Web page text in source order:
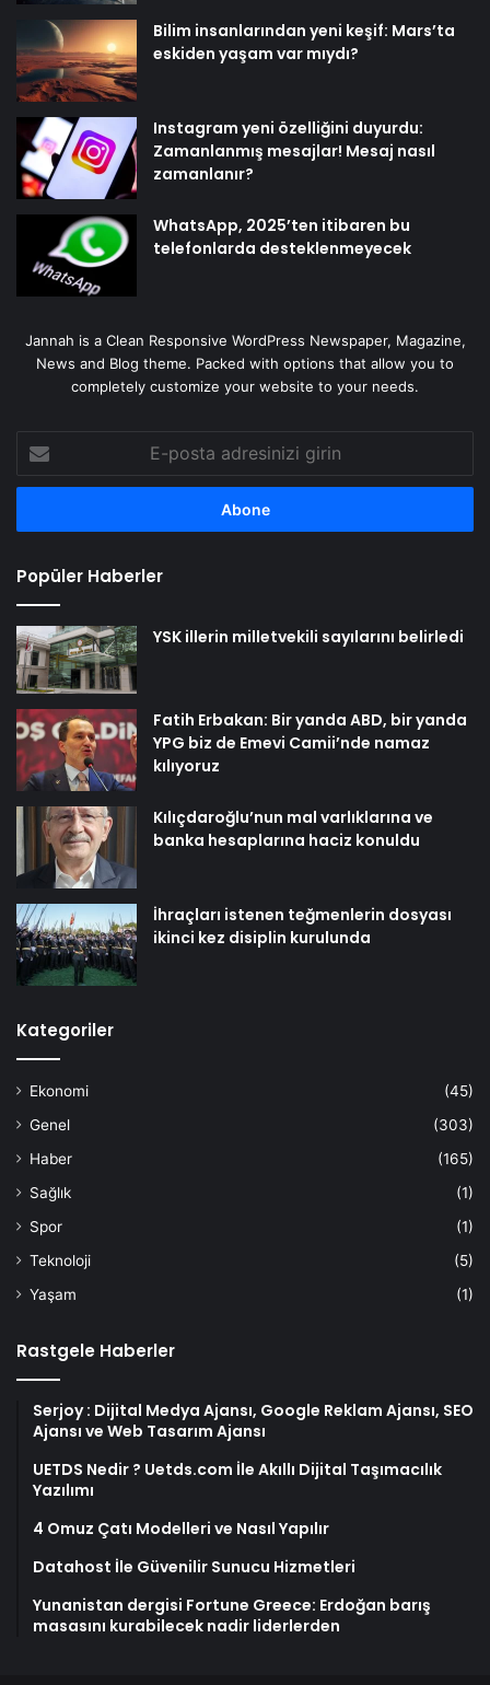
Bilim insanlarından yeni keşif: Mars’ta
eskiden yaşam var mıydı?
Instagram yeni özelliğini duyurdu:
Zamanlanmış mesajlar! Mesaj nasıl
zamanlanır?
WhatsApp, 2025’ten itibaren bu
telefonlarda desteklenmeyecek
Jannah is a Clean Responsive WordPress Newspaper, Magazine,
News and Blog theme. Packed with options that allow you to
completely customize your website to your needs.
posta
adresinizi
Popüler Haberler
YSK illerin milletvekili sayılarını belirledi
Fatih Erbakan: Bir yanda ABD, bir yanda
YPG biz de Emevi Camii’nde namaz
kılıyoruz
Kılıçdaroğlu’nun mal varlıklarına ve
banka hesaplarına haciz konuldu
İhraçları istenen teğmenlerin dosyası
ikinci kez disiplin kurulunda
Kategoriler
Ekonomi
(45)
Genel
(303)
Haber
(165)
Sağlık
(1)
Spor
(1)
Teknoloji
(5)
Yaşam
(1)
Rastgele Haberler
Serjoy : Dijital Medya Ajansı, Google Reklam Ajansı, SEO
Ajansı ve Web Tasarım Ajansı
UETDS Nedir ? Uetds.com İle Akıllı Dijital Taşımacılık
Yazılımı
4 Omuz Çatı Modelleri ve Nasıl Yapılır
Datahost İle Güvenilir Sunucu Hizmetleri
Yunanistan dergisi Fortune Greece: Erdoğan barış
masasını kurabilecek nadir liderlerden